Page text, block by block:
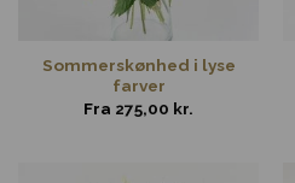
Sommerskønhed i lyse
farver
Fra 275,00 kr.